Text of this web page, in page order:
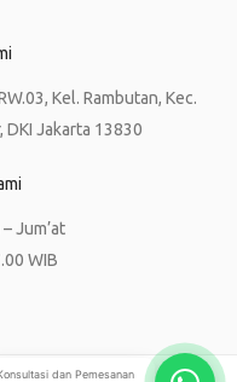
Kel. Rambutan, Kec.
DKI Jakarta 13830
Jum’at
WIB
dan Pemesanan